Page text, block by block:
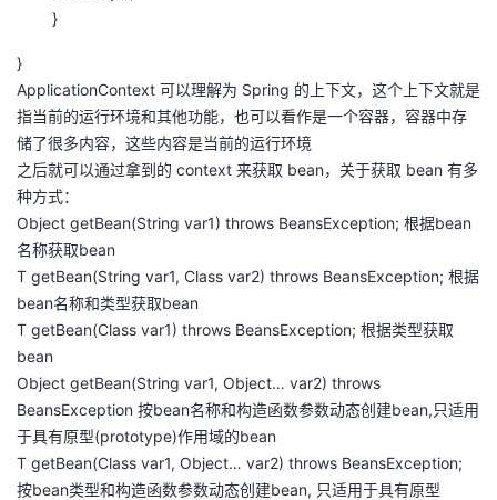
}
}
ApplicationContext 可以理解为 Spring 的上下文，这个上下文就是
指当前的运行环境和其他功能，也可以看作是一个容器，容器中存
储了很多内容，这些内容是当前的运行环境
之后就可以通过拿到的 context 来获取 bean，关于获取 bean 有多
种方式：
Object getBean(String var1) throws BeansException; 根据bean
名称获取bean
T getBean(String var1, Class var2) throws BeansException; 根据
bean名称和类型获取bean
T getBean(Class var1) throws BeansException; 根据类型获取
bean
Object getBean(String var1, Object… var2) throws
BeansException 按bean名称和构造函数参数动态创建bean,只适⽤
于具有原型(prototype)作⽤域的bean
T getBean(Class var1, Object… var2) throws BeansException;
按bean类型和构造函数参数动态创建bean, 只适⽤于具有原型